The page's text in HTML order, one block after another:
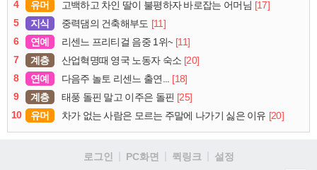
4
유머 고백하고 차인 딸이 불평하자 바로잡는 어머님 [17]
5
지식 중력댐의 건축해부도 [11]
6
연예 리센느 프리티걸 음중 1위~ [11]
7
계층 산업혁명때 영국 노동자 숙소 [20]
8
연예 다음주 놀토 리센느 출연... [18]
9
계층 태풍 돌핀 말고 이주은 돌핀 [25]
10
유머 차가 없는 사람은 모르는 주말에 나가기 싫은 이유 [20]
로그인 PC화면 퀵링크
설정